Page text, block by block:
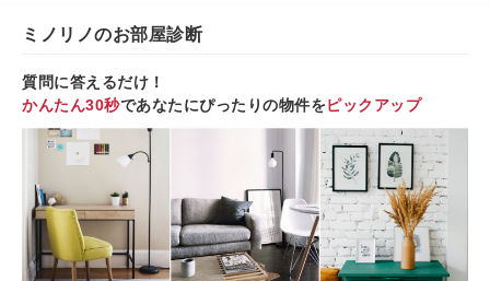
ミノリノのお部屋診断
質問に答えるだけ！
かんたん30秒であなたにぴったりの物件をピックアップ